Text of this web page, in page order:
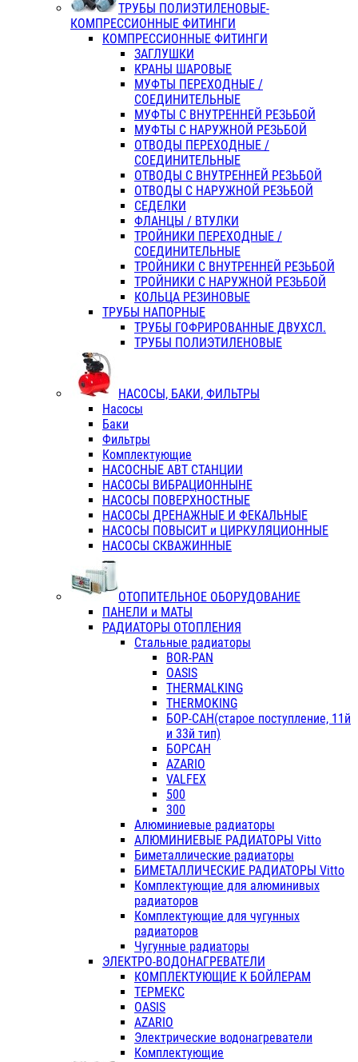
ТРУБЫ ПОЛИЭТИЛЕНОВЫЕ-
КОМПРЕССИОННЫЕ ФИТИНГИ
КОМПРЕССИОННЫЕ ФИТИНГИ
ЗАГЛУШКИ
КРАНЫ ШАРОВЫЕ
МУФТЫ ПЕРЕХОДНЫЕ /
СОЕДИНИТЕЛЬНЫЕ
МУФТЫ С ВНУТРЕННЕЙ РЕЗЬБОЙ
МУФТЫ С НАРУЖНОЙ РЕЗЬБОЙ
ОТВОДЫ ПЕРЕХОДНЫЕ /
СОЕДИНИТЕЛЬНЫЕ
ОТВОДЫ С ВНУТРЕННЕЙ РЕЗЬБОЙ
ОТВОДЫ С НАРУЖНОЙ РЕЗЬБОЙ
СЕДЕЛКИ
ФЛАНЦЫ / ВТУЛКИ
ТРОЙНИКИ ПЕРЕХОДНЫЕ /
СОЕДИНИТЕЛЬНЫЕ
ТРОЙНИКИ С ВНУТРЕННЕЙ РЕЗЬБОЙ
ТРОЙНИКИ С НАРУЖНОЙ РЕЗЬБОЙ
КОЛЬЦА РЕЗИНОВЫЕ
ТРУБЫ НАПОРНЫЕ
ТРУБЫ ГОФРИРОВАННЫЕ ДВУХСЛ.
ТРУБЫ ПОЛИЭТИЛЕНОВЫЕ
НАСОСЫ, БАКИ, ФИЛЬТРЫ
Насосы
Баки
Фильтры
Комплектующие
НАСОСНЫЕ АВТ СТАНЦИИ
НАСОСЫ ВИБРАЦИОННЫНЕ
НАСОСЫ ПОВЕРХНОСТНЫЕ
НАСОСЫ ДРЕНАЖНЫЕ И ФЕКАЛЬНЫЕ
НАСОСЫ ПОВЫСИТ и ЦИРКУЛЯЦИОННЫЕ
НАСОСЫ СКВАЖИННЫЕ
ОТОПИТЕЛЬНОЕ ОБОРУДОВАНИЕ
ПАНЕЛИ и МАТЫ
РАДИАТОРЫ ОТОПЛЕНИЯ
Стальные радиаторы
BOR-PAN
OASIS
THERMALKING
THERMOKING
БОР-САН(старое поступление, 11й
и 33й тип)
БОРСАН
AZARIO
VALFEX
500
300
Алюминиевые радиаторы
АЛЮМИНИЕВЫЕ РАДИАТОРЫ Vitto
Биметаллические радиаторы
БИМЕТАЛЛИЧЕСКИЕ РАДИАТОРЫ Vitto
Комплектующие для алюминивых
радиаторов
Комплектующие для чугунных
радиаторов
Чугунные радиаторы
ЭЛЕКТРО-ВОДОНАГРЕВАТЕЛИ
КОМПЛЕКТУЮЩИЕ К БОЙЛЕРАМ
ТЕРМЕКС
OASIS
AZARIO
Электрические водонагреватели
Комплектующие